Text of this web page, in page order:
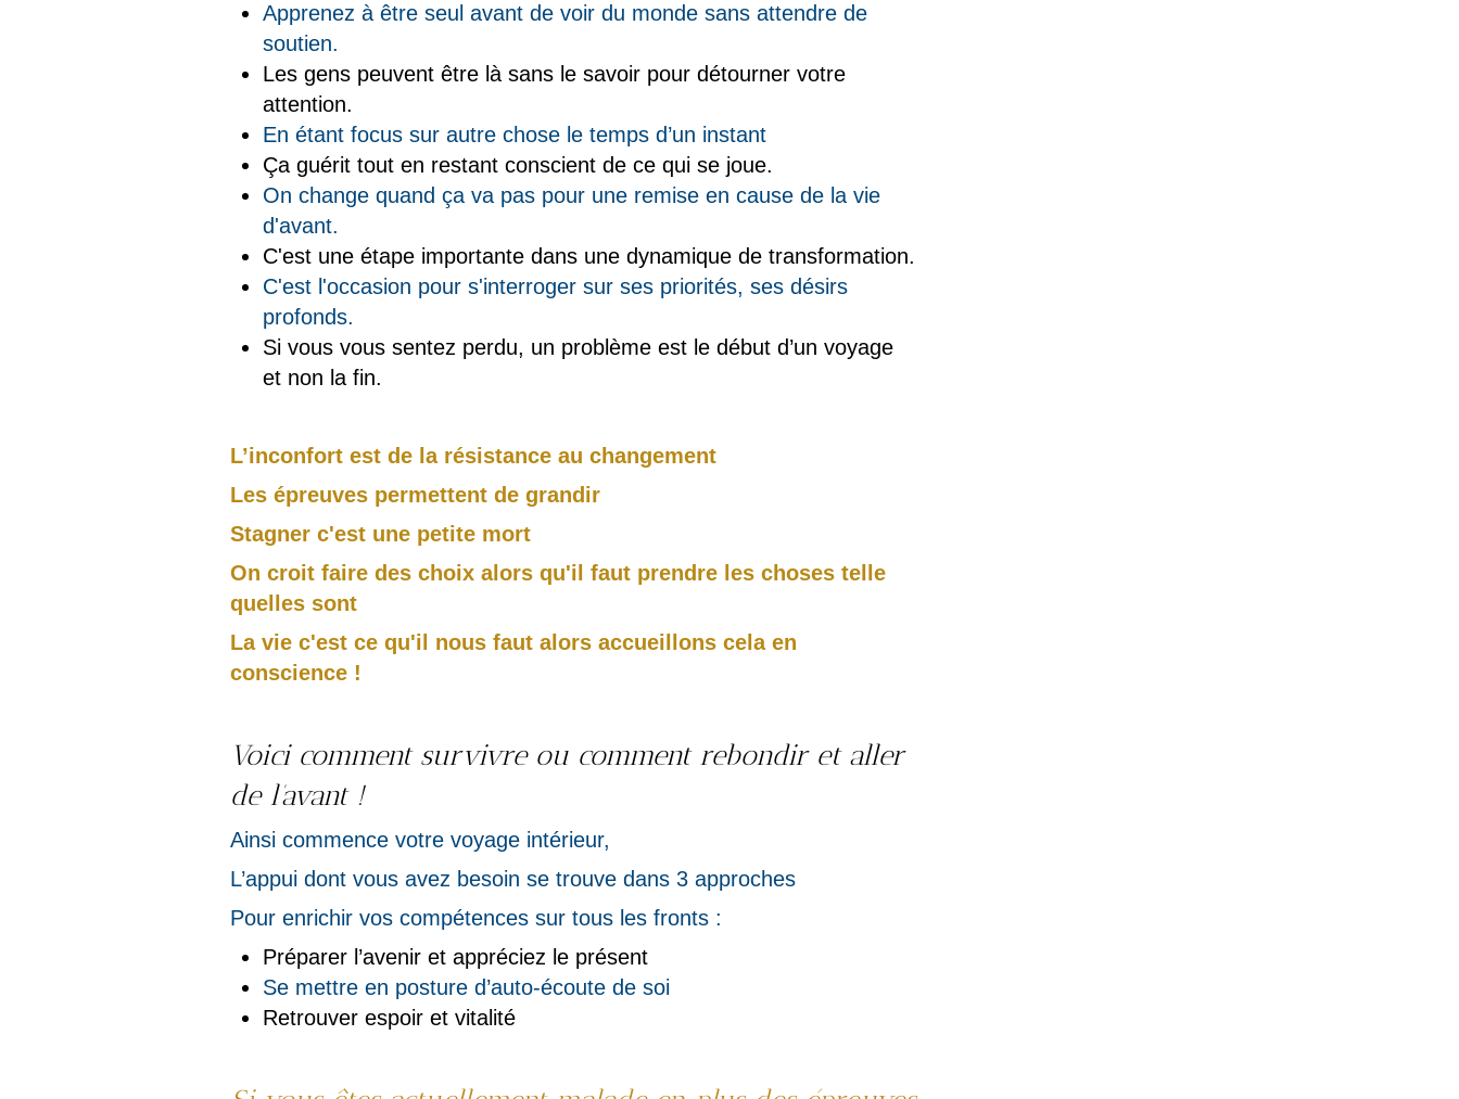
Apprenez à être seul avant de voir du monde sans attendre de
soutien.
Les gens peuvent être là sans le savoir pour détourner votre
attention.
En étant focus sur autre chose le temps d’un instant
Ça guérit tout en restant conscient de ce qui se joue.
On change quand ça va pas pour une remise en cause de la vie
d'avant.
C'est une étape importante dans une dynamique de transformation.
C'est l'occasion pour s'interroger sur ses priorités, ses désirs
profonds.
Si vous vous sentez perdu, un problème est le début d’un voyage
et non la fin.
L’inconfort est de la résistance au changement
Les épreuves permettent de grandir
Stagner c'est une petite mort
On croit faire des choix alors qu'il faut prendre les choses telle
quelles sont
La vie c'est ce qu'il nous faut alors accueillons cela en
conscience !
Voici comment survivre ou comment rebondir et aller
de l’avant !
Ainsi commence votre voyage intérieur,
L’appui dont vous avez besoin se trouve dans 3 approches
Pour enrichir vos compétences sur tous les fronts :
Préparer l’avenir et appréciez le présent
Se mettre en posture d’auto-écoute de soi
Retrouver espoir et vitalité